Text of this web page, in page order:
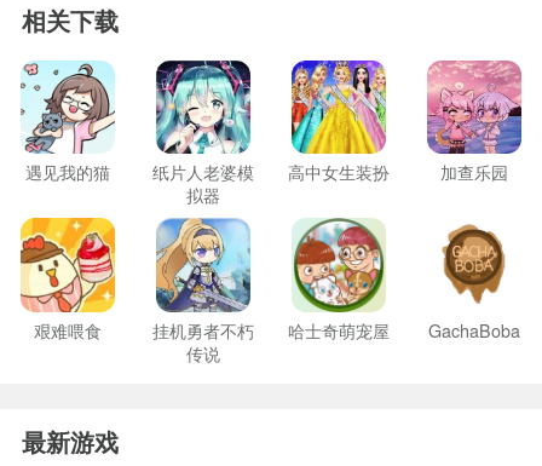
相关下载
遇见我的猫
纸片人老婆模
拟器
高中女生装扮 加查乐园
艰难喂食
挂机勇者不朽
传说
哈士奇萌宠屋 GachaBoba
最新游戏